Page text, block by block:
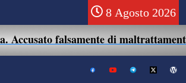
8 Agosto 2026
falsamente di maltrattamenti a